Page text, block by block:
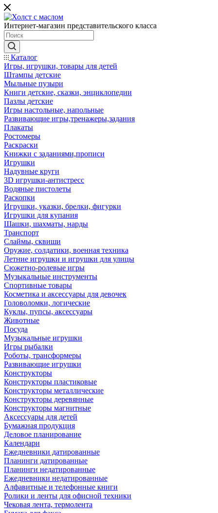
Интернет-магазин представительского класса
Каталог
Игры, игрушки, товары для детей
Штампы детские
Мыльные пузыри
Книги детские, сказки, энциклопедии
Пазлы детские
Игры настольные, напольные
Развивающие игры,тренажеры,задания
Плакаты
Ростомеры
Раскраски
Книжки с заданиями,прописи
Игрушки
Надувные круги
3D игрушки-антистресс
Водяные пистолеты
Раскопки
Игрушки, указки, брелки, фигурки
Игрушки для купания
Шашки, шахматы, нарды
Транспорт
Слаймы, сквиши
Оружие, солдатики, военная техника
Летние игрушки и игрушки для улицы
Сюжетно-ролевые игры
Музыкальные инструменты
Спортивные товары
Косметика и аксессуары для девочек
Головоломки, логические
Куклы, пупсы, аксессуары
Животные
Посуда
Музыкальные игрушки
Игры рыбалки
Роботы, трансформеры
Развивающие игрушки
Конструкторы
Конструкторы пластиковые
Конструкторы металлические
Конструкторы деревянные
Конструкторы магнитные
Аксессуары для детей
Бумажная продукция
Деловое планирование
Календари
Ежедневники датированные
Планинги датированные
Планинги недатированные
Ежедневники недатированные
Алфавитные и телефонные книги
Ролики и ленты для офисной техники
Чековая лента, термолента